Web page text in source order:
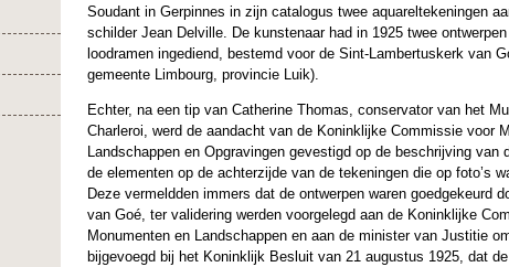
Soudant in Gerpinnes in zijn catalogus twee aquareltekeningen
schilder Jean Delville. De kunstenaar had in 1925 twee
loodramen ingediend, bestemd voor de Sint-Lambertuskerk van
gemeente Limbourg, provincie Luik).
Echter, na een tip van Catherine Thomas, conservator van het
Charleroi, werd de aandacht van de Koninklijke Commissie voor
Landschappen en Opgravingen gevestigd op de beschrijving van
de elementen op de achterzijde van de tekeningen die op foto’s
Deze vermeldden immers dat de ontwerpen waren goedgekeurd
van Goé, ter validering werden voorgelegd aan de Koninklijke
Monumenten en Landschappen en aan de minister van Justitie
bijgevoegd bij het Koninklijk Besluit van 21 augustus 1925, dat